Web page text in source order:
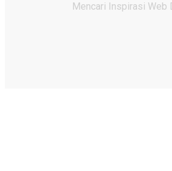
Mencari Inspirasi Web